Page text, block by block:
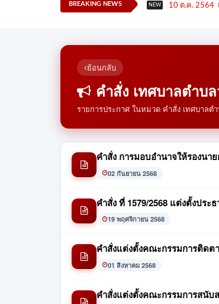
BREAKING NEWS NEW 10 ต.ค. 2564
ย้อนกลับ
คำสั่ง เทศบาลตำบ
รายการประกาศ ในหมวด คำสั่ง เทศบาลต
คำสั่ง การมอบอำนาจให้รองน
02 กันยายน 2568
คำสั่ง ที่ 1579/2568 แต่งตั้งปร
19 พฤศจิกายน 2568
คำสั่งแต่งตั้งคณะกรรมการติดต
01 สิงหาคม 2568
คำสั่งแต่งตั้งคณะกรรมการสนับ